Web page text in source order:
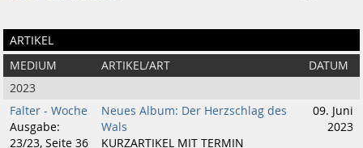
ARTIKEL
MEDIUM ARTIKEL/ART
DATUM
2023
Falter - Woche
Ausgabe:
23/23, Seite 36
Neues Album: Der Herzschlag des
Wals
KURZARTIKEL MIT TERMIN
09. Juni
2023